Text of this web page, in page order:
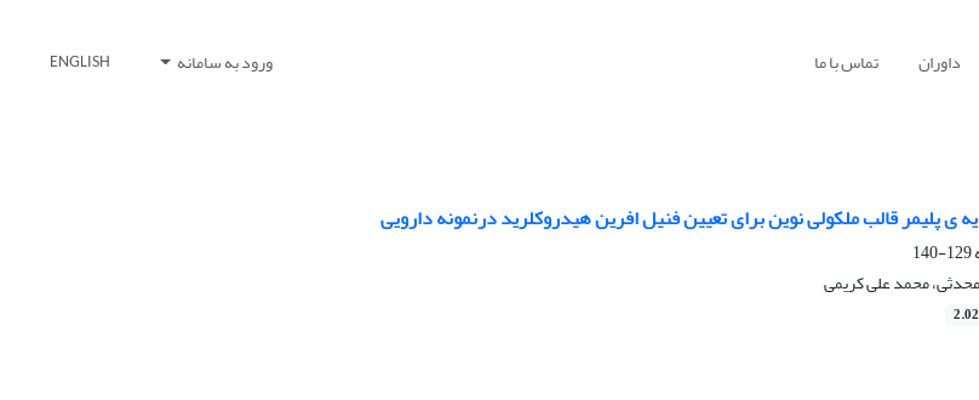
داوران تماس با ما ورود به سامانه ENGLISH
ی پلیمر قالب ملکولی نوین برای تعیین فنیل افرین هیدروکلرید درنمونه دارویی
129-140
محمد علی کریمی